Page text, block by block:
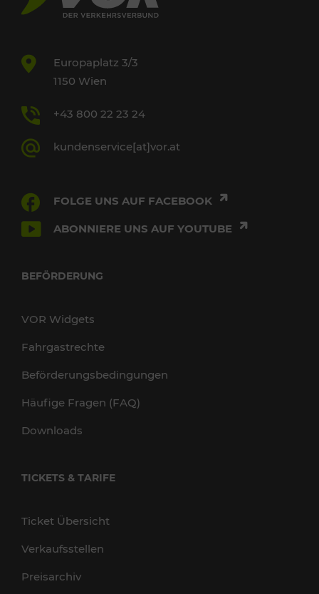
Europaplatz 3/3
1150 Wien
+43 800 22 23 24
kundenservice[at]vor.at
FOLGE UNS AUF FACEBOOK
ABONNIERE UNS AUF YOUTUBE
BEFÖRDERUNG
VOR Widgets
Fahrgastrechte
Beförderungsbedingungen
Häufige Fragen (FAQ)
Downloads
TICKETS & TARIFE
Ticket Übersicht
Verkaufsstellen
Preisarchiv